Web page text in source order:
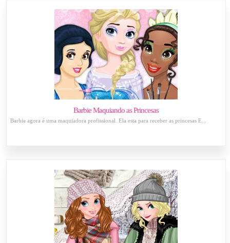
Barbie Maquiando as Princesas
Barbie agora é uma maquiadora profissional. Ela esta para receber as princesas E...